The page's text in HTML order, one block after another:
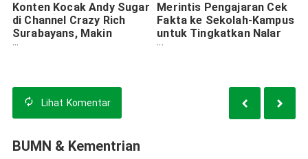
Konten Kocak Andy Sugar
di Channel Crazy Rich
Surabayans, Makin
Moncer Tak Lupa Berbagi
Merintis Pengajaran Cek
Fakta ke Sekolah-Kampus
untuk Tingkatkan Nalar
Kritis Anak Muda
Lihat Komentar
BUMN & Kementrian